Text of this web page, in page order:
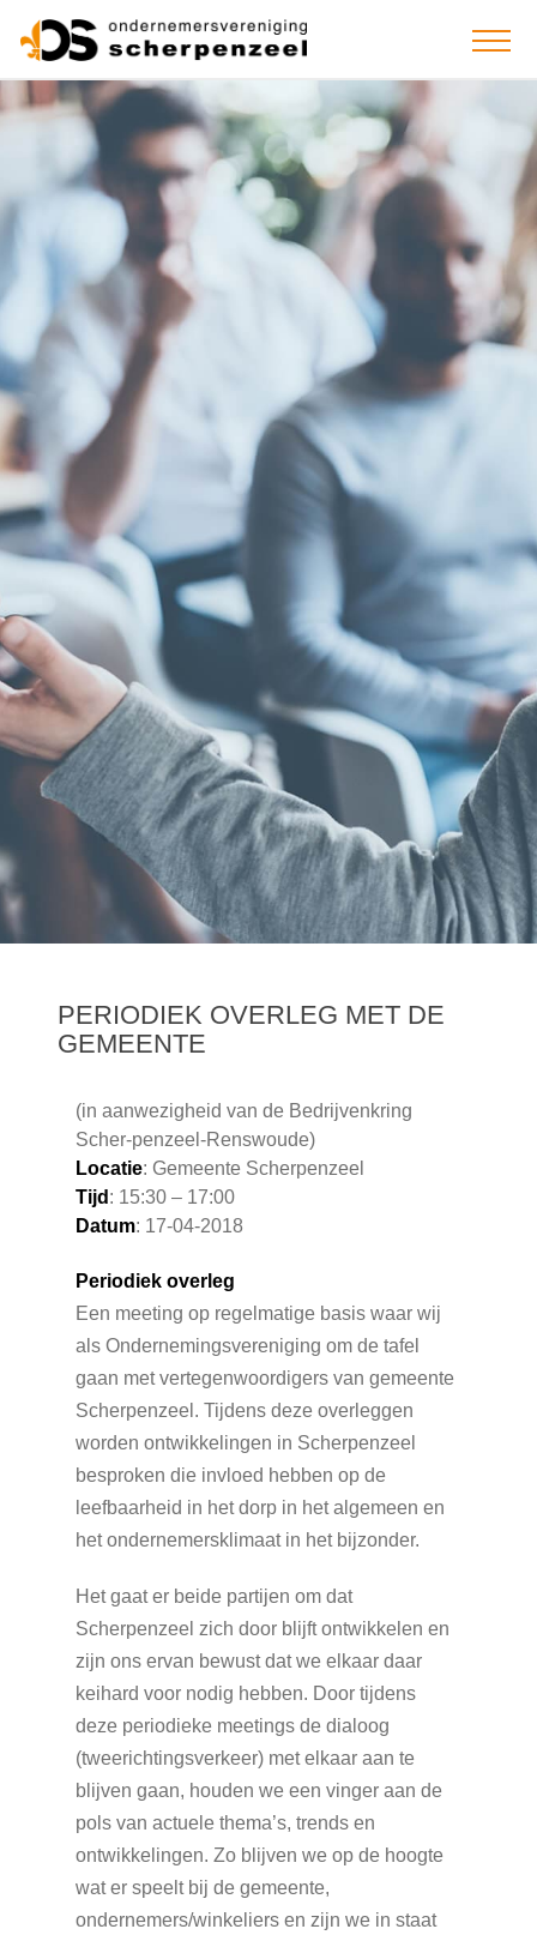
PERIODIEK OVERLEG MET DE
GEMEENTE
(in aanwezigheid van de Bedrijvenkring
Scher-penzeel-Renswoude)
Locatie: Gemeente Scherpenzeel
Tijd : 15:30 – 17:00
Datum: 17-04-2018
Periodiek overleg
Een meeting op regelmatige basis waar wij
als Ondernemingsvereniging om de tafel
gaan met vertegenwoordigers van gemeente
Scherpenzeel. Tijdens deze overleggen
worden ontwikkelingen in Scherpenzeel
besproken die invloed hebben op de
leefbaarheid in het dorp in het algemeen en
het ondernemersklimaat in het bijzonder.
Het gaat er beide partijen om dat
Scherpenzeel zich door blijft ontwikkelen en
zijn ons ervan bewust dat we elkaar daar
keihard voor nodig hebben. Door tijdens
deze periodieke meetings de dialoog
(tweerichtingsverkeer) met elkaar aan te
blijven gaan, houden we een vinger aan de
pols van actuele thema’s, trends en
ontwikkelingen. Zo blijven we op de hoogte
wat er speelt bij de gemeente,
ondernemers/winkeliers en zijn we in staat